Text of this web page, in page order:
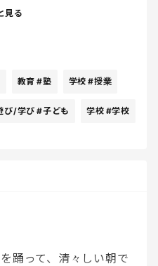
は手がまわりません。
くても問題ありません。
見る
教育 #塾 学校 #授業
び/学び #子ども 学校 #学校
踊って、清々しい朝で